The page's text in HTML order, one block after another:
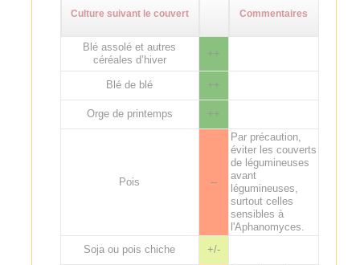
Culture suivant le couvert Commentaires
Blé assolé et autres
céréales d’hiver
++
Blé de blé ++
Orge de printemps ++
Pois --
Par précaution,
éviter les couverts
de légumineuses
avant
légumineuses,
surtout celles
sensibles à
l'Aphanomyces.
Soja ou pois chiche
+/-